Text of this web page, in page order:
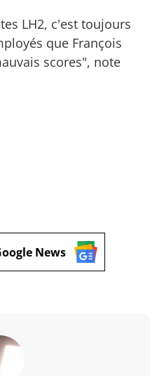
LH2, c'est toujours
que François
scores", note
News